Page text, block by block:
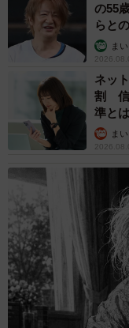
の55
らと
ま
ネッ
割 信
準と
ま